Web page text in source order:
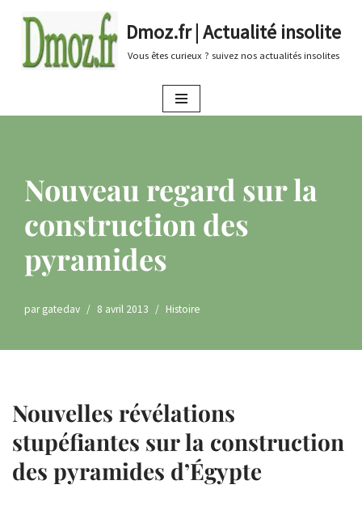
au
Dmoz.fr | Actualité insolite
Vous êtes curieux ? suivez nos actualités insolites
Nouveau regard sur la
construction des
pyramides
pargatedav 8 avril 2013 Histoire
Nouvelles révélations
stupéfiantes sur la construction
des pyramides d’Égypte